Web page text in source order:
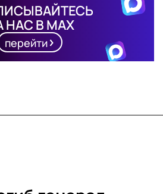
НАС В MAX
перейти